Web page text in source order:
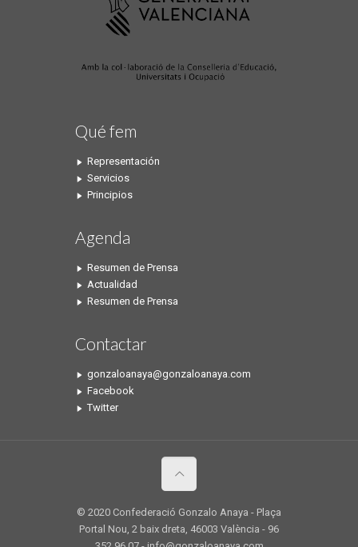
Qué fem
Representación
Servicios
Principios
Agenda
Resumen de Prensa
Actualidad
Resumen de Prensa
Contactar
gonzaloanaya@gonzaloanaya.com
Facebook
Twitter
© 2020 Confederació Gonzalo Anaya - Plaça
Portal Nou, 2 baix dreta, 46003 València - 96